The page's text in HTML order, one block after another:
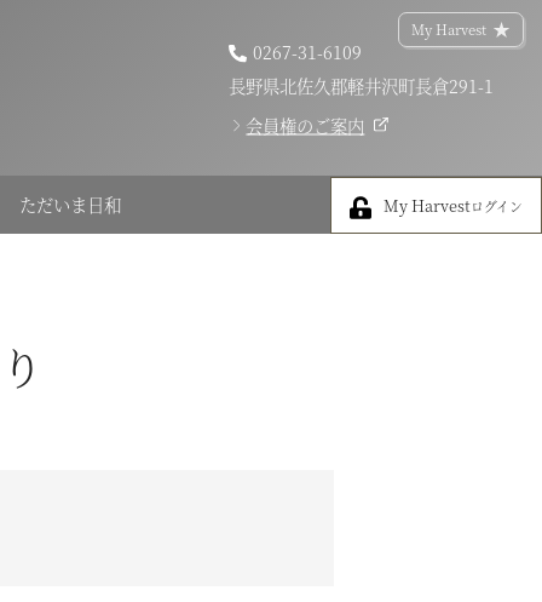
0267-31-6109
長野県北佐久郡軽井沢町長倉291-1
会員権のご案内
My Harvest
ただいま日和 My Harvestログイン